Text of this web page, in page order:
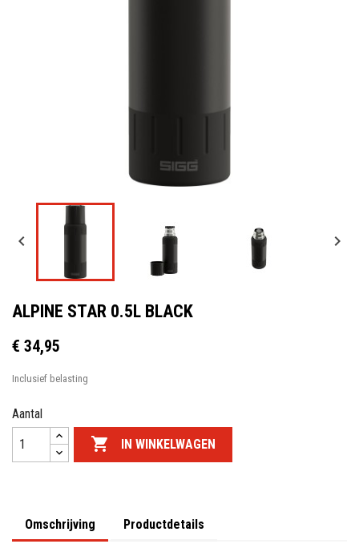
 
ALPINE STAR 0.5L BLACK
€ 34,95
Inclusief belasting
Aantal
 IN WINKELWAGEN
Omschrijving Productdetails